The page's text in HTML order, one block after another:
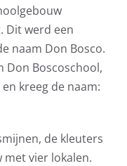
Dit werd een
naam Don Bosco.
Don Boscoschool,
kreeg de naam:
de kleuters
vier lokalen.